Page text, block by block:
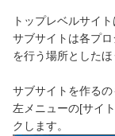
トップレベルサイ
サブサイトは各プ
を行う場所とした
サブサイトを作るの
左メニューの[サイ
クします。